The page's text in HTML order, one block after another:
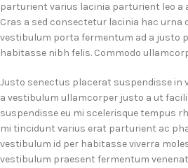
parturient varius lacinia parturient leo a
Cras a sed consectetur lacinia hac
vestibulum porta fermentum ad a justo
habitasse nibh felis. Commodo
Justo senectus placerat suspendisse in
a vestibulum ullamcorper justo a ut
suspendisse eu mi scelerisque tempus
mi tincidunt varius erat parturient ac
vestibulum id per habitasse viverra
vestibulum praesent fermentum